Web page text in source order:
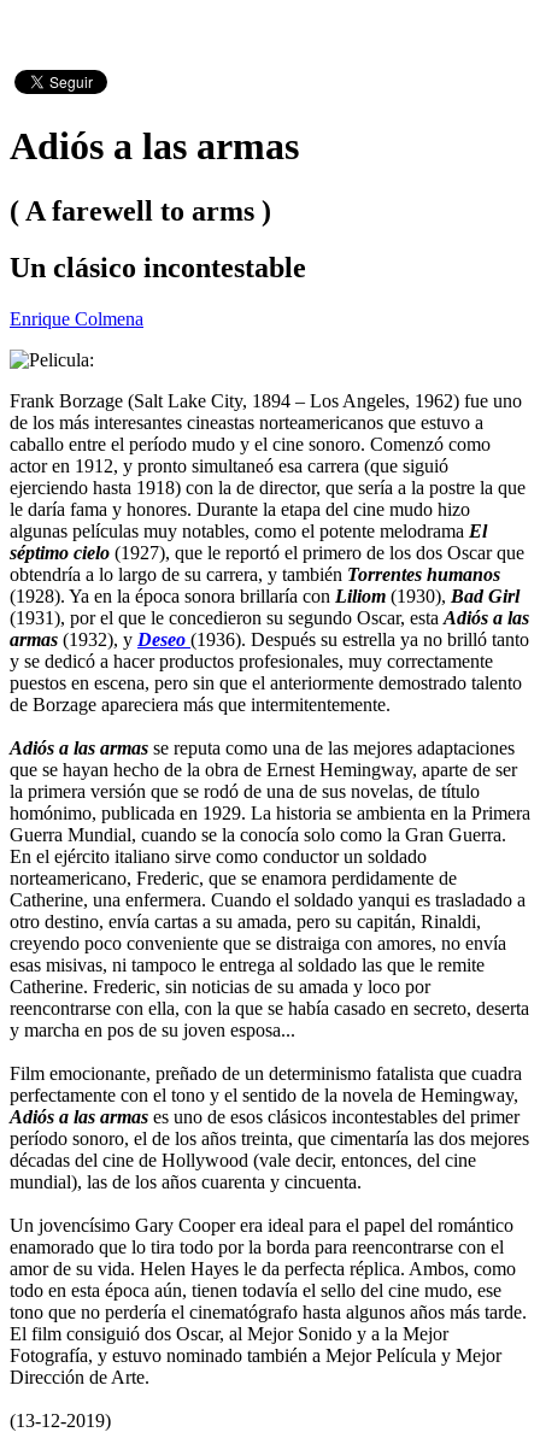
Adiós a las armas
( A farewell to arms )
Un clásico incontestable
Enrique Colmena
Frank Borzage (Salt Lake City, 1894 – Los Angeles, 1962) fue uno
de los más interesantes cineastas norteamericanos que estuvo a
caballo entre el período mudo y el cine sonoro. Comenzó como
actor en 1912, y pronto simultaneó esa carrera (que siguió
ejerciendo hasta 1918) con la de director, que sería a la postre la que
le daría fama y honores. Durante la etapa del cine mudo hizo
algunas películas muy notables, como el potente melodrama El
séptimo cielo (1927), que le reportó el primero de los dos Oscar que
obtendría a lo largo de su carrera, y también Torrentes humanos
(1928). Ya en la época sonora brillaría con Liliom (1930), Bad Girl
(1931), por el que le concedieron su segundo Oscar, esta Adiós a las
armas (1932), y Deseo (1936). Después su estrella ya no brilló tanto
y se dedicó a hacer productos profesionales, muy correctamente
puestos en escena, pero sin que el anteriormente demostrado talento
de Borzage apareciera más que intermitentemente.
Adiós a las armas se reputa como una de las mejores adaptaciones
que se hayan hecho de la obra de Ernest Hemingway, aparte de ser
la primera versión que se rodó de una de sus novelas, de título
homónimo, publicada en 1929. La historia se ambienta en la Primera
Guerra Mundial, cuando se la conocía solo como la Gran Guerra.
En el ejército italiano sirve como conductor un soldado
norteamericano, Frederic, que se enamora perdidamente de
Catherine, una enfermera. Cuando el soldado yanqui es trasladado a
otro destino, envía cartas a su amada, pero su capitán, Rinaldi,
creyendo poco conveniente que se distraiga con amores, no envía
esas misivas, ni tampoco le entrega al soldado las que le remite
Catherine. Frederic, sin noticias de su amada y loco por
reencontrarse con ella, con la que se había casado en secreto, deserta
y marcha en pos de su joven esposa...
Film emocionante, preñado de un determinismo fatalista que cuadra
perfectamente con el tono y el sentido de la novela de Hemingway,
Adiós a las armas es uno de esos clásicos incontestables del primer
período sonoro, el de los años treinta, que cimentaría las dos mejores
décadas del cine de Hollywood (vale decir, entonces, del cine
mundial), las de los años cuarenta y cincuenta.
Un jovencísimo Gary Cooper era ideal para el papel del romántico
enamorado que lo tira todo por la borda para reencontrarse con el
amor de su vida. Helen Hayes le da perfecta réplica. Ambos, como
todo en esta época aún, tienen todavía el sello del cine mudo, ese
tono que no perdería el cinematógrafo hasta algunos años más tarde.
El film consiguió dos Oscar, al Mejor Sonido y a la Mejor
Fotografía, y estuvo nominado también a Mejor Película y Mejor
Dirección de Arte.
(13-12-2019)